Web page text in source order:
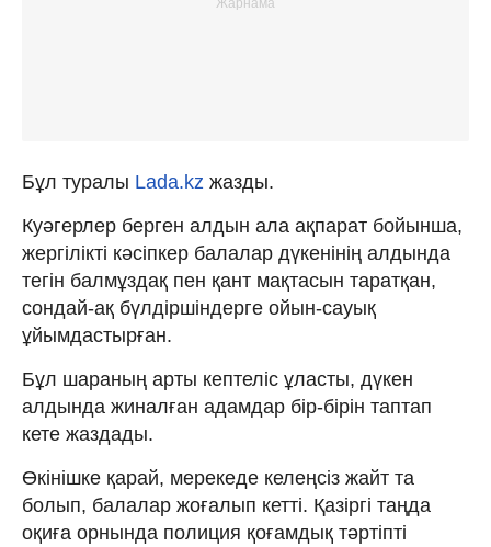
Бұл туралы Lada.kz жазды.
Куәгерлер берген алдын ала ақпарат бойынша,
жергілікті кәсіпкер балалар дүкенінің алдында
тегін балмұздақ пен қант мақтасын таратқан,
сондай-ақ бүлдіршіндерге ойын-сауық
ұйымдастырған.
Бұл шараның арты кептеліс ұласты, дүкен
алдында жиналған адамдар бір-бірін таптап
кете жаздады.
Өкінішке қарай, мерекеде келеңсіз жайт та
болып, балалар жоғалып кетті. Қазіргі таңда
оқиға орнында полиция қоғамдық тәртіпті